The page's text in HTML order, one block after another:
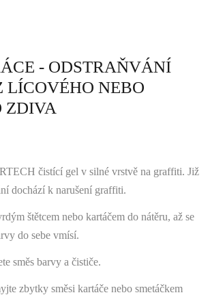
- ODSTRAŇVÁNÍ
LÍCOVÉHO NEBO
ZDIVA
čistící gel v silné vrstvě na graffiti. Již
dochází k narušení graffiti.
štětcem nebo kartáčem do nátěru, až se
do sebe vmísí.
směs barvy a čističe.
zbytky směsi kartáče nebo smetáčkem